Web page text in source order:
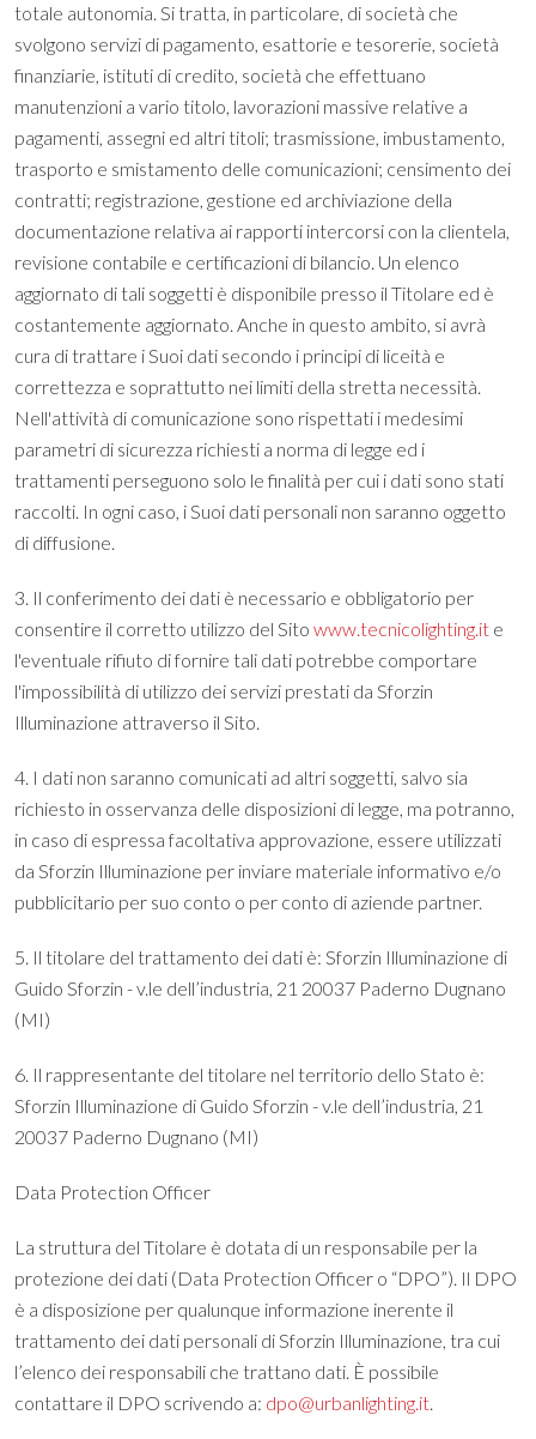
totale autonomia. Si tratta, in particolare, di società che
svolgono servizi di pagamento, esattorie e tesorerie, società
finanziarie, istituti di credito, società che effettuano
manutenzioni a vario titolo, lavorazioni massive relative a
pagamenti, assegni ed altri titoli; trasmissione, imbustamento,
trasporto e smistamento delle comunicazioni; censimento dei
contratti; registrazione, gestione ed archiviazione della
documentazione relativa ai rapporti intercorsi con la clientela,
revisione contabile e certificazioni di bilancio. Un elenco
aggiornato di tali soggetti è disponibile presso il Titolare ed è
costantemente aggiornato. Anche in questo ambito, si avrà
cura di trattare i Suoi dati secondo i principi di liceità e
correttezza e soprattutto nei limiti della stretta necessità.
Nell'attività di comunicazione sono rispettati i medesimi
parametri di sicurezza richiesti a norma di legge ed i
trattamenti perseguono solo le finalità per cui i dati sono stati
raccolti. In ogni caso, i Suoi dati personali non saranno oggetto
di diffusione.
3. Il conferimento dei dati è necessario e obbligatorio per
consentire il corretto utilizzo del Sito www.tecnicolighting.it e
l'eventuale rifiuto di fornire tali dati potrebbe comportare
l'impossibilità di utilizzo dei servizi prestati da Sforzin
Illuminazione attraverso il Sito.
4. I dati non saranno comunicati ad altri soggetti, salvo sia
richiesto in osservanza delle disposizioni di legge, ma potranno,
in caso di espressa facoltativa approvazione, essere utilizzati
da Sforzin Illuminazione per inviare materiale informativo e/o
pubblicitario per suo conto o per conto di aziende partner.
5. Il titolare del trattamento dei dati è: Sforzin Illuminazione di
Guido Sforzin - v.le dell’industria, 21 20037 Paderno Dugnano
(MI)
6. Il rappresentante del titolare nel territorio dello Stato è:
Sforzin Illuminazione di Guido Sforzin - v.le dell’industria, 21
20037 Paderno Dugnano (MI)
Data Protection Officer
La struttura del Titolare è dotata di un responsabile per la
protezione dei dati (Data Protection Officer o “DPO”). Il DPO
è a disposizione per qualunque informazione inerente il
trattamento dei dati personali di Sforzin Illuminazione, tra cui
l’elenco dei responsabili che trattano dati. È possibile
contattare il DPO scrivendo a: dpo@urbanlighting.it.